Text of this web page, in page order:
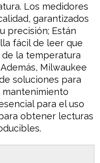
Los medidores
garantizados
precisión; Están
fácil de leer que
de la temperatura
Milwaukee
soluciones para
mantenimiento
para el uso
obtener lecturas